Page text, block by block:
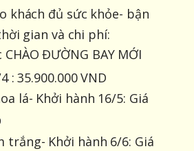
khách đủ sức khỏe- bận
gian và chi phí:
ĐƯỜNG BAY MỚI
: 35.900.000 VND
lá- Khởi hành 16/5: Giá
trắng- Khởi hành 6/6: Giá